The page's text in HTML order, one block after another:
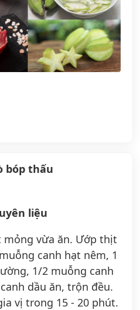
bóp thấu
liệu
vừa ăn. Ướp thịt
canh hạt nêm, 1
1/2 muỗng canh
dầu ăn, trộn đều.
vị trong 15 - 20 phút.